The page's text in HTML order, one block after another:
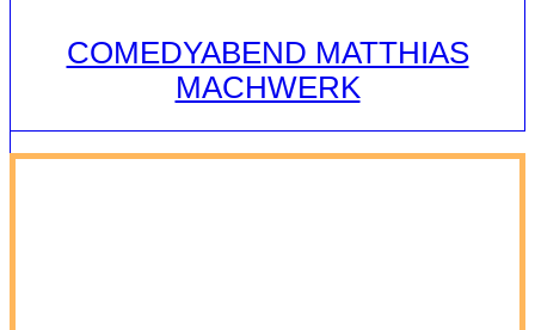
COMEDYABEND MATTHIAS
MACHWERK